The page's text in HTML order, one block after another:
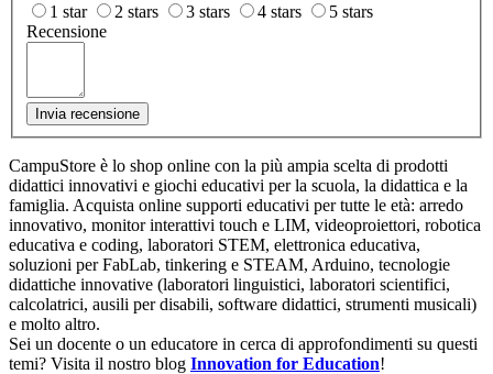
1 star
2 stars 3 stars 4 stars
5 stars
Recensione
Invia recensione
CampuStore è lo shop online con la più ampia scelta di prodotti
didattici innovativi e giochi educativi per la scuola, la didattica e la
famiglia. Acquista online supporti educativi per tutte le età: arredo
innovativo, monitor interattivi touch e LIM, videoproiettori, robotica
educativa e coding, laboratori STEM, elettronica educativa,
soluzioni per FabLab, tinkering e STEAM, Arduino, tecnologie
didattiche innovative (laboratori linguistici, laboratori scientifici,
calcolatrici, ausili per disabili, software didattici, strumenti musicali)
e molto altro.
Sei un docente o un educatore in cerca di approfondimenti su questi
temi? Visita il nostro blog Innovation for Education!